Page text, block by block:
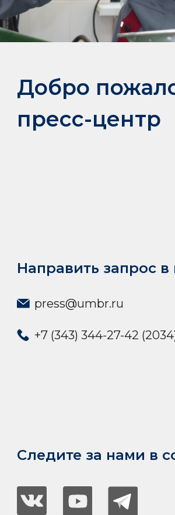
Добро
пресс-центр
Направить запрос в
press@umbr.ru
+7 (343) 344-27-42
Следите за нами в